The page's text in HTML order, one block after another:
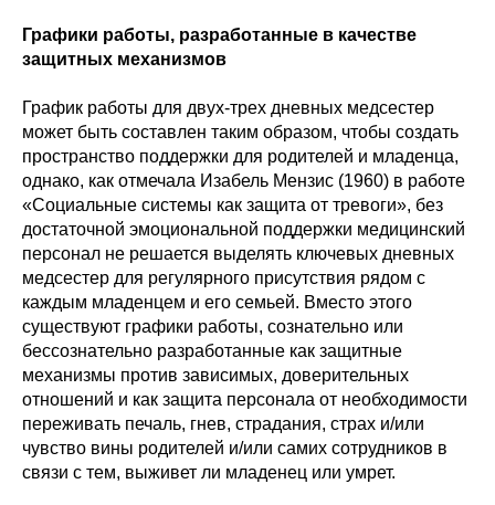
Графики работы, разработанные в качестве
защитных механизмов
График работы для двух-трех дневных медсестер
может быть составлен таким образом, чтобы создать
пространство поддержки для родителей и младенца,
однако, как отмечала Изабель Мензис (1960) в работе
«Социальные системы как защита от тревоги», без
достаточной эмоциональной поддержки медицинский
персонал не решается выделять ключевых дневных
медсестер для регулярного присутствия рядом с
каждым младенцем и его семьей. Вместо этого
существуют графики работы, сознательно или
бессознательно разработанные как защитные
механизмы против зависимых, доверительных
отношений и как защита персонала от необходимости
переживать печаль, гнев, страдания, страх и/или
чувство вины родителей и/или самих сотрудников в
связи с тем, выживет ли младенец или умрет.